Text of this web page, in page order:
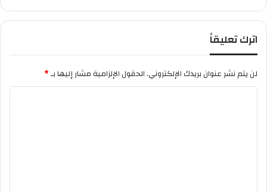
ة
ك
ي
ن
ل
م
اترك تعليقاً
لن يتم نشر عنوان بريدك الإلكتروني.الحقول الإلزامية مشار إليها بـ*